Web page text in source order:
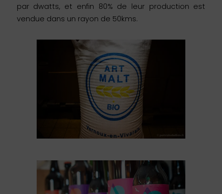
par dwatts, et enfin 80% de leur production est
vendue dans un rayon de 50kms.